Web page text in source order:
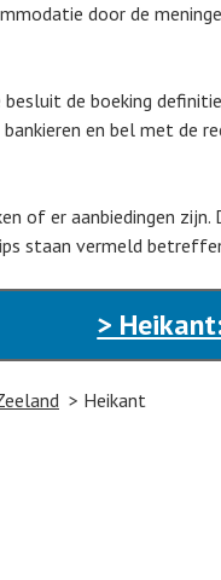
door de
de boeking
en bel met de
of er aanbiedingen
staan vermeld
>
Heikant